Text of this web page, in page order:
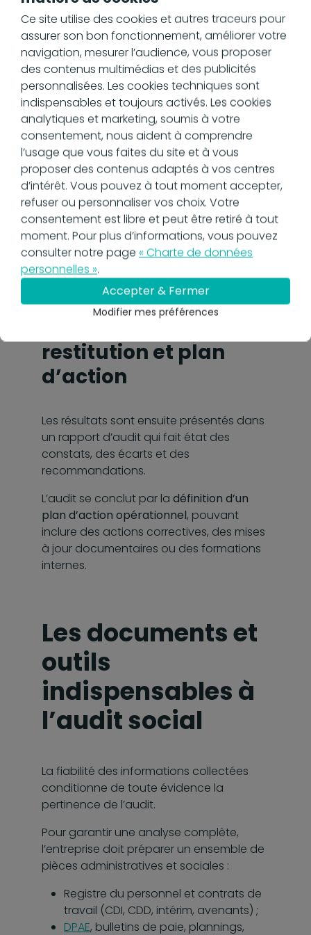
d’analyse
Lors de cette seconde phase, l’auditeur
confronte les pratiques réelles aux
obligations légales et conventionnelles.
C’est le moment :
des entretiens avec les responsables
RH, les managers et les représentants
du personnel ;
de l’analyse documentaire ;
de l’identification des non-
conformités et des points forts.
L’objectif est de dresser un état des lieux
objectif et factuel de la gestion sociale
de l’entreprise.
3 - Phase de
restitution et plan
d’action
Les résultats sont ensuite présentés dans
un rapport d’audit qui fait état des
constats, des écarts et des
recommandations.
L’audit se conclut par la définition d’un
plan d’action opérationnel, pouvant
inclure des actions correctives, des mises
à jour documentaires ou des formations
internes.
Les documents et
outils
indispensables à
l’audit social
La fiabilité des informations collectées
conditionne de toute évidence la
pertinence de l’audit.
Pour garantir une analyse complète,
l’entreprise doit préparer un ensemble de
pièces administratives et sociales :
Registre du personnel et contrats de
travail (CDI, CDD, intérim, avenants) ;
DPAE, bulletins de paie, plannings,
Ce site utilise des cookies et autres traceurs pour
assurer son bon fonctionnement, améliorer votre
navigation, mesurer l’audience, vous proposer
des contenus multimédias et des publicités
personnalisées. Les cookies techniques sont
indispensables et toujours activés. Les cookies
analytiques et marketing, soumis à votre
consentement, nous aident à comprendre
l’usage que vous faites du site et à vous
proposer des contenus adaptés à vos centres
d’intérêt. Vous pouvez à tout moment accepter,
refuser ou personnaliser vos choix. Votre
consentement est libre et peut être retiré à tout
moment. Pour plus d’informations, vous pouvez
consulter notre page « Charte de données
personnelles ».
Accepter & Fermer
Modifier mes préférences